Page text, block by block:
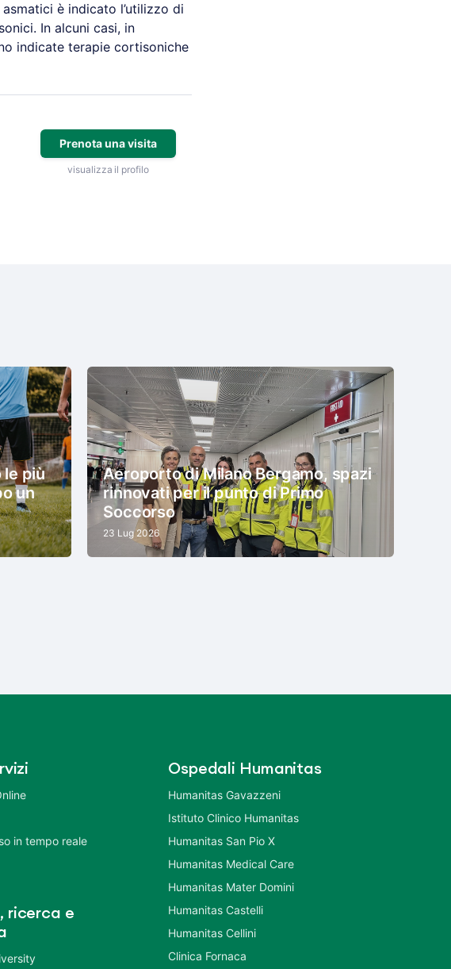
è indicato l’utilizzo di
In alcuni casi, in
indicate terapie cortisoniche
Prenota una visita
visualizza il profilo
le più
un
Aeroporto di Milano Bergamo, spazi
rinnovati per il punto di Primo
Soccorso
23 Lug 2026
in tempo reale
ricerca e
Ospedali Humanitas
Humanitas Gavazzeni
Istituto Clinico Humanitas
Humanitas San Pio X
Humanitas Medical Care
Humanitas Mater Domini
Humanitas Castelli
Humanitas Cellini
Clinica Fornaca